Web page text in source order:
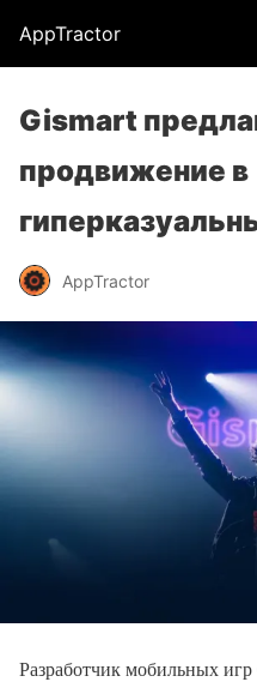
AppTractor
Gismart
продвижение в
AppTractor
Разработчик мобильных